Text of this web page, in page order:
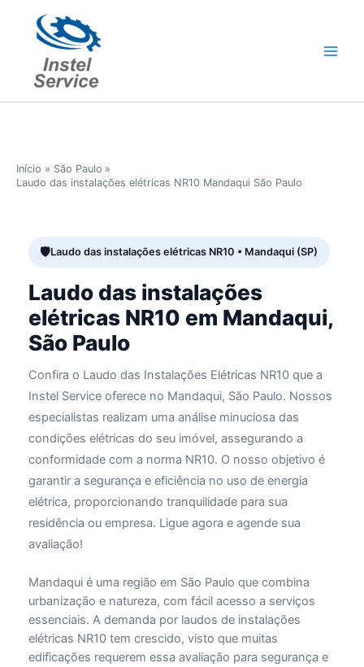
conteúdo
Início
São Paulo
Laudo das instalações elétricas NR10 Mandaqui São Paulo
Laudo das instalações elétricas NR10 • Mandaqui (SP)
Laudo das instalações
elétricas NR10 em Mandaqui,
São Paulo
Confira o Laudo das Instalações Elétricas NR10 que a
Instel Service oferece no Mandaqui, São Paulo. Nossos
especialistas realizam uma análise minuciosa das
condições elétricas do seu imóvel, assegurando a
conformidade com a norma NR10. O nosso objetivo é
garantir a segurança e eficiência no uso de energia
elétrica, proporcionando tranquilidade para sua
residência ou empresa. Ligue agora e agende sua
avaliação!
Mandaqui é uma região em São Paulo que combina
urbanização e natureza, com fácil acesso a serviços
essenciais. A demanda por laudos de instalações
elétricas NR10 tem crescido, visto que muitas
edificações requerem essa avaliação para segurança e